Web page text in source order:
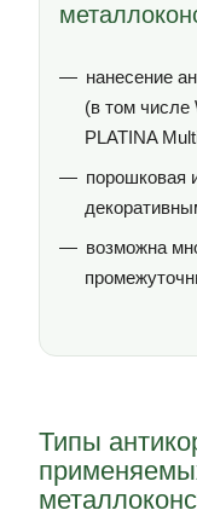
нанесение
(в том числе
PLATINA
порошковая
возможна
Типы